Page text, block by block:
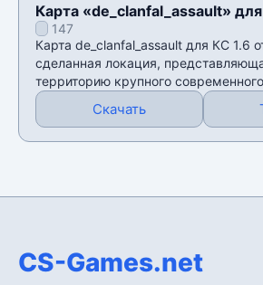
Карта «de_clanfal_assault» для
147
Карта de_clanfal_assault для КС 1.6
сделанная локация,
территорию крупного современного
Скачать
CS-Games.net